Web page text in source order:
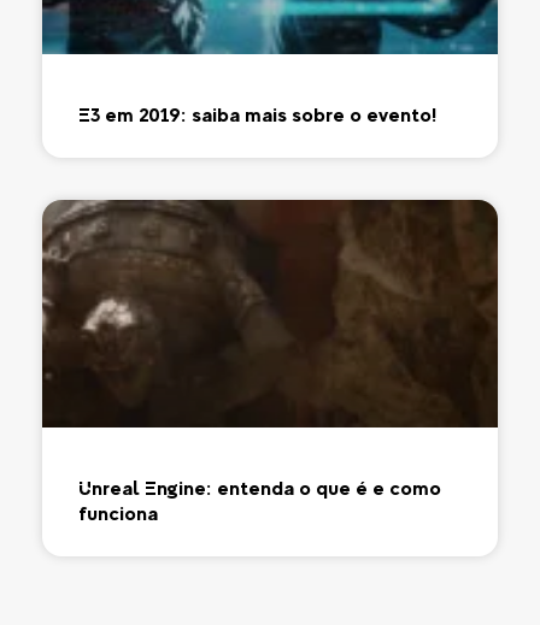
E3 em 2019: saiba mais sobre o evento!
Unreal Engine: entenda o que é e como
funciona